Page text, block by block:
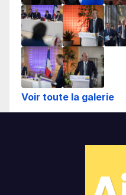
Voir toute la galerie